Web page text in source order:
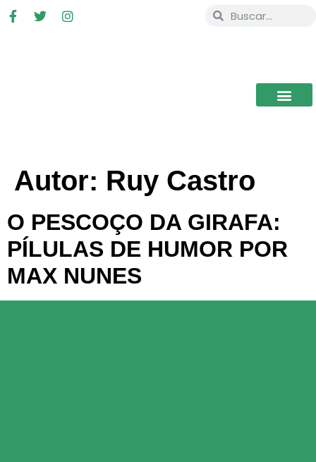
Autor: Ruy Castro
O PESCOÇO DA GIRAFA:
PÍLULAS DE HUMOR POR
MAX NUNES